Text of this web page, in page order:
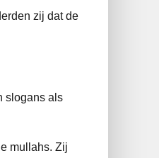
zij dat de
slogans als
mullahs. Zij